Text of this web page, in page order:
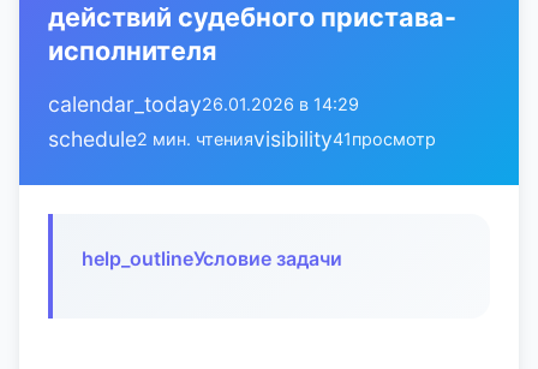
действий судебного пристава-
исполнителя
calendar_today26.01.2026 в 14:29
schedule2 мин. чтенияvisibility41просмотр
help_outlineУсловие задачи